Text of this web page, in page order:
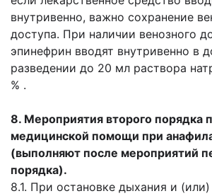
внутривенно, важно сохранение
доступа. При наличии венозного
эпинефрин вводят внутривенно в
разведении до 20 мл раствора
% .
8. Мероприятия второго порядка
медицинской помощи при
(выполняют после мероприятий
порядка).
8.1. При остановке дыхания и (или)